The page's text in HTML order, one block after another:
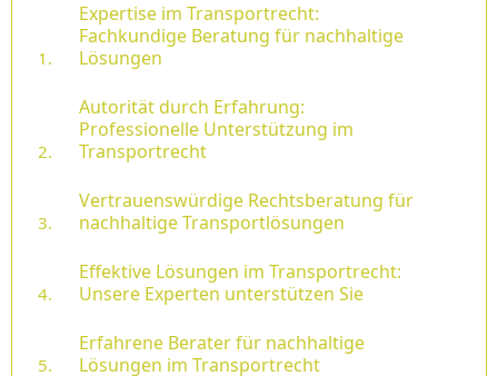
Expertise im Transportrecht:
Fachkundige Beratung für nachhaltige
Lösungen
Autorität durch Erfahrung:
Professionelle Unterstützung im
Transportrecht
Vertrauenswürdige Rechtsberatung für
nachhaltige Transportlösungen
Effektive Lösungen im Transportrecht:
Unsere Experten unterstützen Sie
Erfahrene Berater für nachhaltige
Lösungen im Transportrecht